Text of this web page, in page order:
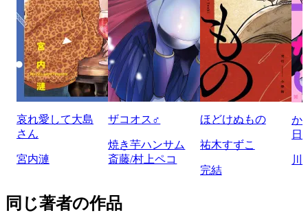
哀れ愛して大島
さん
宮内漣
ザコオス♂
焼き芋ハンサム
斎藤/村上ペコ
ほどけぬもの
祐木すずこ
完結
か
日
川
同じ著者の作品